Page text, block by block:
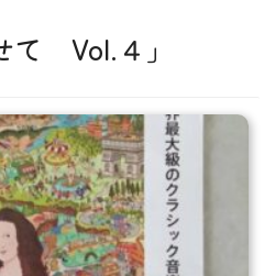
て Vol.４」